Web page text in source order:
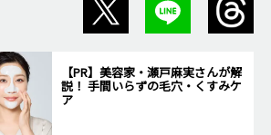
【PR】美容家・瀬戸麻実さんが解
説！ 手間いらずの毛穴・くすみケ
ア